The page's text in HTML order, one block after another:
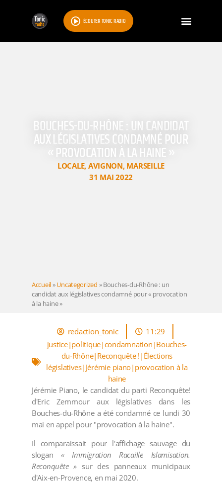
ÉCOUTER TONIC RADIO
BOUCHES-DU-RHÔNE : UN CANDIDAT
AUX LÉGISLATIVES CONDAMNÉ POUR
« PROVOCATION À LA HAINE »
LOCALE, AVIGNON, MARSEILLE
31 MAI 2022
Accueil»Uncategorized »Bouches-du-Rhône : un
candidat aux législatives condamné pour « provocation
à la haine »
redaction_tonic
11:29
justice|politique|condamnation|Bouches-
du-Rhône|Reconquête !|Élections
législatives|Jérémie piano|provocation à la
haine
Jérémie Piano, le candidat du parti Reconquête!
d'Eric Zemmour aux législatives dans les
Bouches-du-Rhône a été condamné ce lundi 30
mai en appel pour "provocation à la haine".
Il comparaissait pour l'affichage sauvage du
slogan« Immigration Racaille Islamisation.
Reconquête » sur des panneaux municipaux
d'Aix-en-Provence, en mai 2020.